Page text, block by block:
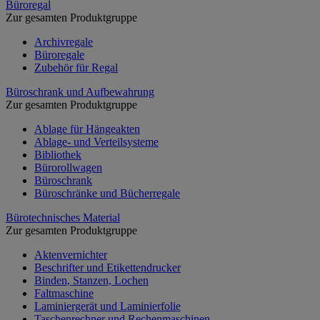
Büroregal
Zur gesamten Produktgruppe
Archivregale
Büroregale
Zubehör für Regal
Büroschrank und Aufbewahrung
Zur gesamten Produktgruppe
Ablage für Hängeakten
Ablage- und Verteilsysteme
Bibliothek
Bürorollwagen
Büroschrank
Büroschränke und Bücherregale
Bürotechnisches Material
Zur gesamten Produktgruppe
Aktenvernichter
Beschrifter und Etikettendrucker
Binden, Stanzen, Lochen
Faltmaschine
Laminiergerät und Laminierfolie